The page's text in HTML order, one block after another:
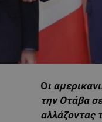
Οι
την Οτάβα
αλλάζοντας